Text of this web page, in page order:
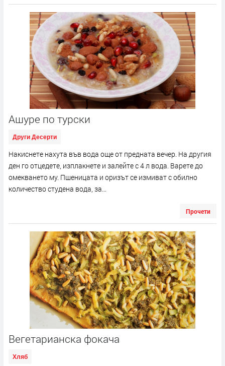
Ашуре по турски
Други Десерти
Накиснете нахута във вода още от предната вечер. На другия
ден го отцедете, изплакнете и залейте с 4 л вода. Варете до
омекването му. Пшеницата и оризът се измиват с обилно
количество студена вода, за...
Прочети
Вегетарианска фокача
Хляб